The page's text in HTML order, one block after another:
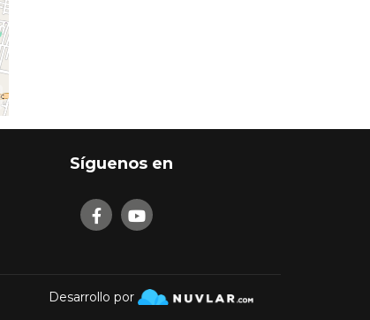
Síguenos en
Desarrollo por